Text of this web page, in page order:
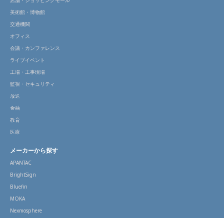
美術館・博物館
交通機関
オフィス
会議・カンファレンス
ライブイベント
工場・工事現場
監視・セキュリティ
放送
金融
教育
医療
メーカーから探す
APANTAC
BrightSign
Bluefin
MOKA
Nexmosphere